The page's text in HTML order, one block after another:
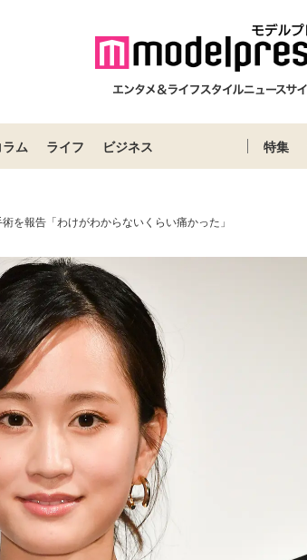
ラム ライフ ビジネス 特集
を報告「わけがわからないくらい痛かった」